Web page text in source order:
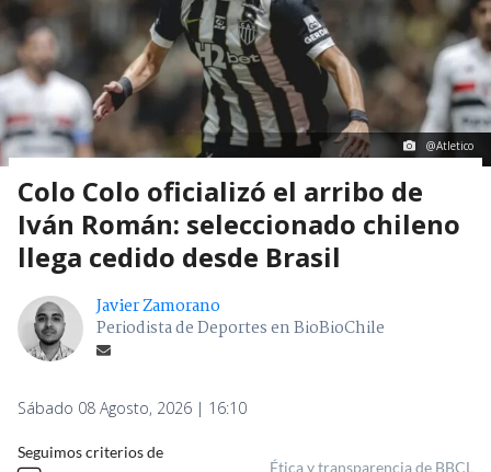
@Atletico
Colo Colo oficializó el arribo de
Iván Román: seleccionado chileno
llega cedido desde Brasil
Javier Zamorano
Periodista de Deportes en BioBioChile
Sábado 08 Agosto, 2026 | 16:10
Seguimos criterios de
Ética y transparencia de BBCL